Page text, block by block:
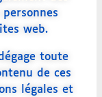
web.
toute
de ces
légales et